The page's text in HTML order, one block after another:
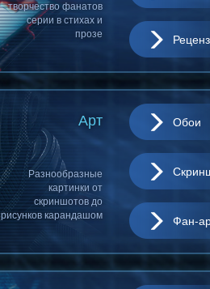
творчество фанатов
серии в стихах и
прозе
Арт
Разнообразные
картинки от
скриншотов до
рисунков карандашом
Обои
Фан-